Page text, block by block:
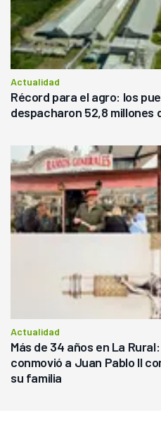
Actualidad
Récord para el agro: los
despacharon 52,8 millones
Actualidad
Más de 34 años en La
conmovió a Juan Pablo II
su familia